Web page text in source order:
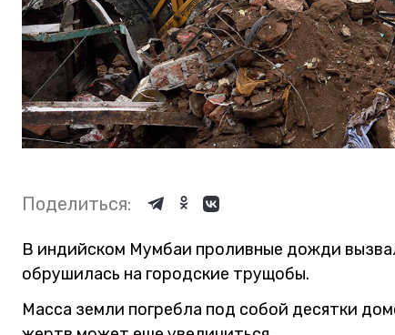
Поделиться:
В индийском Мумбаи проливные дожди
обрушилась на городские трущобы.
Масса земли погребла под собой десятки